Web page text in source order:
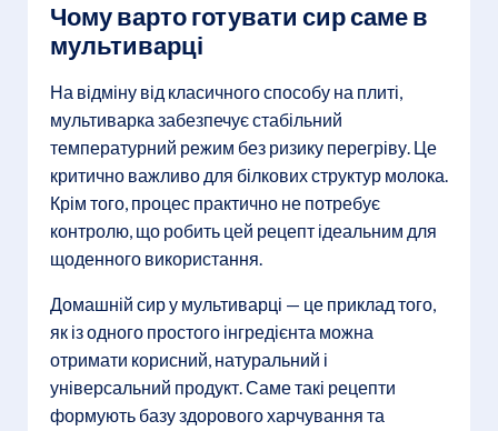
Чому варто готувати сир саме в
мультиварці
На відміну від класичного способу на плиті,
мультиварка забезпечує стабільний
температурний режим без ризику перегріву. Це
критично важливо для білкових структур молока.
Крім того, процес практично не потребує
контролю, що робить цей рецепт ідеальним для
щоденного використання.
Домашній сир у мультиварці — це приклад того,
як із одного простого інгредієнта можна
отримати корисний, натуральний і
універсальний продукт. Саме такі рецепти
формують базу здорового харчування та